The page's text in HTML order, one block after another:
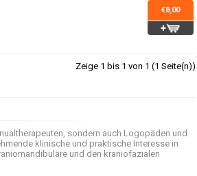
€8,00
Zeige 1 bis 1 von 1 (1 Seite(n))
, sondern auch Logopäden und
klinische und praktische Interesse in
und den kraniofazialen